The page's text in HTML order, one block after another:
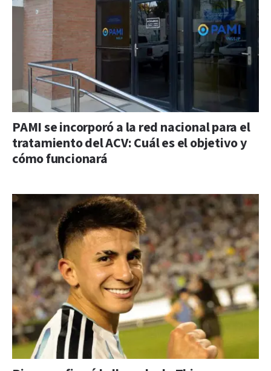
PAMI se incorporó a la red nacional para el
tratamiento del ACV: Cuál es el objetivo y
cómo funcionará